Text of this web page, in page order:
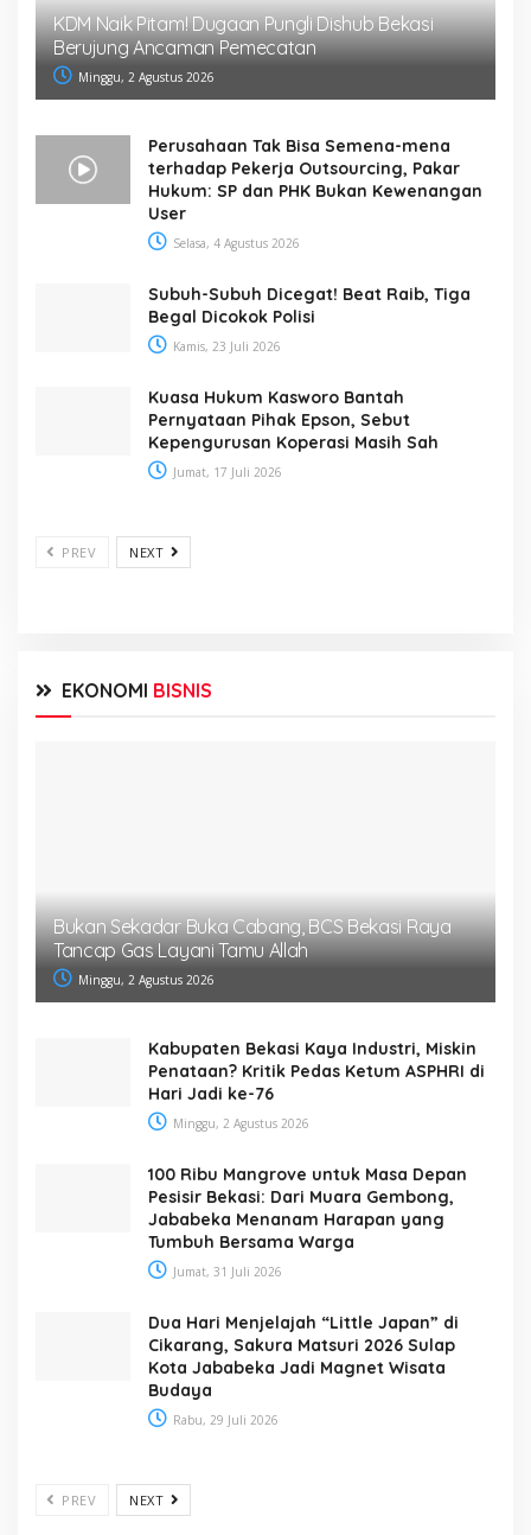
KDM Naik Pitam! Dugaan Pungli Dishub Bekasi
Berujung Ancaman Pemecatan
Minggu, 2 Agustus 2026
Perusahaan Tak Bisa Semena-mena
terhadap Pekerja Outsourcing, Pakar
Hukum: SP dan PHK Bukan Kewenangan
User
Selasa, 4 Agustus 2026
Subuh-Subuh Dicegat! Beat Raib, Tiga
Begal Dicokok Polisi
Kamis, 23 Juli 2026
Kuasa Hukum Kasworo Bantah
Pernyataan Pihak Epson, Sebut
Kepengurusan Koperasi Masih Sah
Jumat, 17 Juli 2026
PREV NEXT
EKONOMI BISNIS
Bukan Sekadar Buka Cabang, BCS Bekasi Raya
Tancap Gas Layani Tamu Allah
Minggu, 2 Agustus 2026
Kabupaten Bekasi Kaya Industri, Miskin
Penataan? Kritik Pedas Ketum ASPHRI di
Hari Jadi ke-76
Minggu, 2 Agustus 2026
100 Ribu Mangrove untuk Masa Depan
Pesisir Bekasi: Dari Muara Gembong,
Jababeka Menanam Harapan yang
Tumbuh Bersama Warga
Jumat, 31 Juli 2026
Dua Hari Menjelajah “Little Japan” di
Cikarang, Sakura Matsuri 2026 Sulap
Kota Jababeka Jadi Magnet Wisata
Budaya
Rabu, 29 Juli 2026
PREV NEXT